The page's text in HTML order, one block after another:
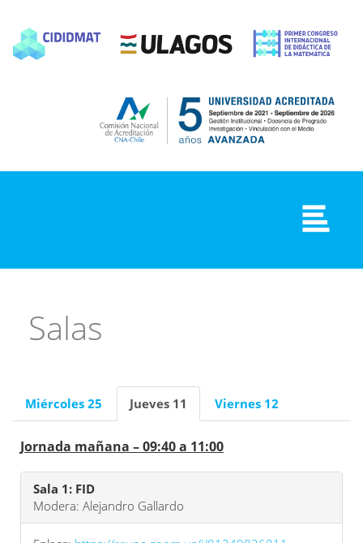
Salas
Miércoles 25 Jueves 11 Viernes 12
Jornada mañana – 09:40 a 11:00
Sala 1: FID
Modera: Alejandro Gallardo